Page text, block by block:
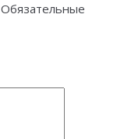
Обязательные